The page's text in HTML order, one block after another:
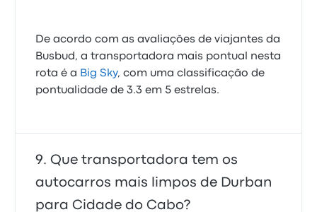
De acordo com as avaliações de viajantes da
Busbud, a transportadora mais pontual nesta
rota é a Big Sky, com uma classificação de
pontualidade de 3.3 em 5 estrelas.
Que transportadora tem os
autocarros mais limpos de Durban
para Cidade do Cabo?